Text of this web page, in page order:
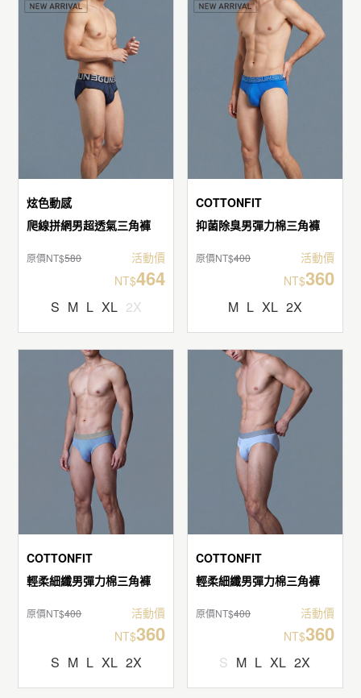
炫色動感
爬線拼網男超透氣三角褲
原價NT$580
活動價
NT$464
S M L XL 2X
COTTONFIT
抑菌除臭男彈力棉三角褲
原價NT$400
活動價
NT$360
M L XL 2X
COTTONFIT
輕柔細纖男彈力棉三角褲
原價NT$400
活動價
NT$360
S M L XL 2X
COTTONFIT
輕柔細纖男彈力棉三角褲
原價NT$400
活動價
NT$360
S M L XL 2X